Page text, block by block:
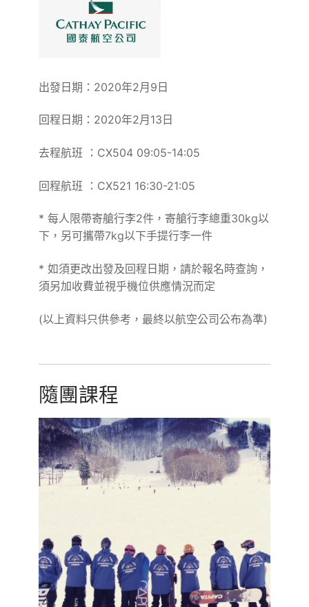
出發日期：2020年2月9日
回程日期：2020年2月13日
去程航班 ：CX504 09:05-14:05
回程航班 ：CX521 16:30-21:05
* 每人限帶寄艙行李2件，寄艙行李總重30kg以
下，另可攜帶7kg以下手提行李一件
* 如須更改出發及回程日期，請於報名時查詢，
須另加收費並視乎機位供應情況而定
(以上資料只供參考，最終以航空公司公布為準)
隨團課程